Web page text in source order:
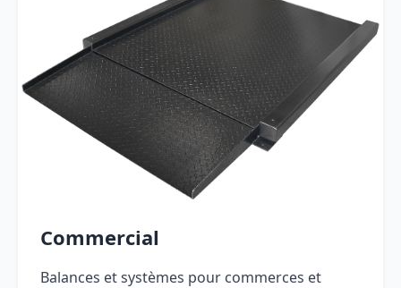
Commercial
Balances et systèmes pour commerces et